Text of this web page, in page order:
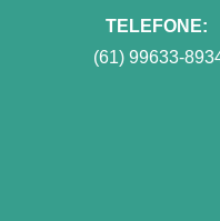
TELEFONE:
(61) 99633-